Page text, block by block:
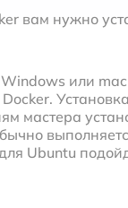
вам нужно
или
мастера
Ubuntu